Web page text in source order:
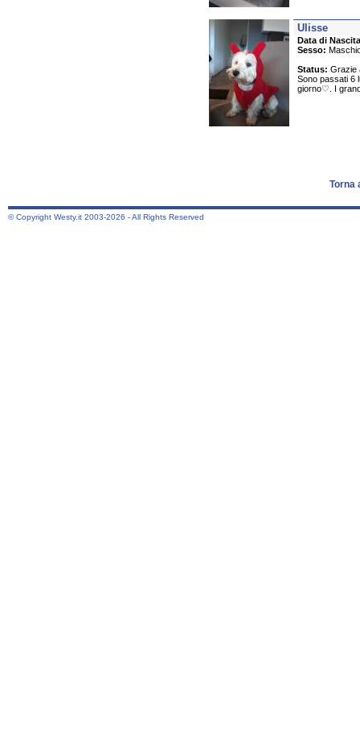
Ulisse
Data di
Sesso:
Status: Grazie
Sono passati 6
giorno♡. I
Torna
© Copyright Westy.it 2003-2026 - All Rights Reserved